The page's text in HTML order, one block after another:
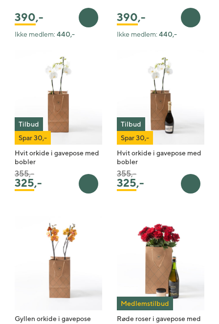
390,- Legg i handlekurv
Ikke medlem: 440,-
390,- Legg i
Ikke medlem: 440,-
Tilbud
Spar 30,-
Hvit orkide i gavepose med
bobler
325,-
Pris satt ned fra
355,-til
Legg i handlekurv
Tilbud
Spar 30,-
Hvit orkide i gavepose med
bobler
325,-
Pris satt ned fra
355,-til
Legg i
Gyllen orkide i gavepose
Medlemstilbud
Røde roser i gavepose med